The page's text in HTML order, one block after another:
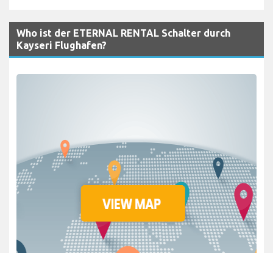
Who ist der ETERNAL RENTAL Schalter durch
Kayseri Flughafen?